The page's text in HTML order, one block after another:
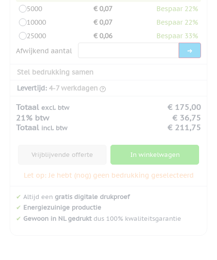
5000
€ 0,07
Bespaar 22%
10000
€ 0,07
Bespaar 22%
25000
€ 0,06
Bespaar 33%
Afwijkend aantal
Stel bedrukking samen
Levertijd: 4-7 werkdagen
Totaal excl. btw
€ 175,00
21% btw
€ 36,75
Totaal incl. btw € 211,75
Vrijblijvende offerte In winkelwagen
Let op: Je hebt (nog) geen bedrukking geselecteerd
✔ Altijd een gratis digitale drukproef
✔ Energiezuinige productie
✔ Gewoon in NL gedruktdus 100% kwaliteitsgarantie